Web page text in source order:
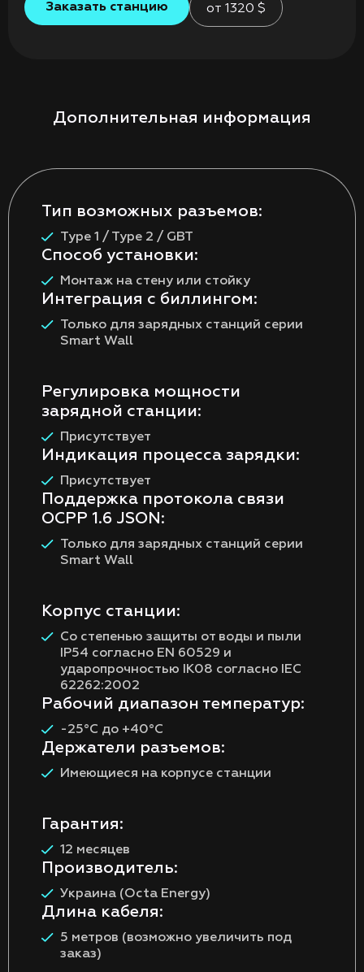
от 1320 $
Заказать станцию
Дополнительная информация
Тип возможных разъемов:
Type 1 / Type 2 / GBT
Способ установки:
Монтаж на стену или стойку
Интеграция с биллингом:
Только для зарядных станций серии
Smart Wall
Регулировка мощности
зарядной станции:
Присутствует
Индикация процесса зарядки:
Присутствует
Поддержка протокола связи
OCPP 1.6 JSON:
Только для зарядных станций серии
Smart Wall
Корпус станции:
Со степенью защиты от воды и пыли
IP54 согласно EN 60529 и
ударопрочностью IK08 согласно IEC
62262:2002
Рабочий диапазон температур:
-25°C до +40°C
Держатели разъемов:
Имеющиеся на корпусе станции
Гарантия:
12 месяцев
Производитель:
Украина (Octa Energy)
Длина кабеля:
5 метров (возможно увеличить под
заказ)